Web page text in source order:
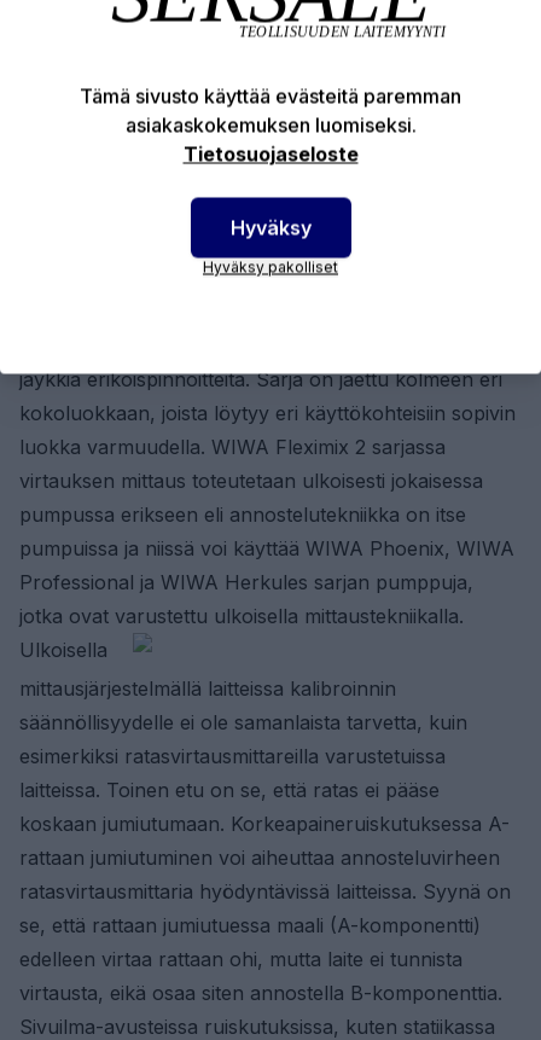
WIWA Fleximix 1 sarjassa (sävyjä 4 tai enemmän)
annostelumittaus toteutetaan yleensä
mitattavassa nesteessä. Näin on myös kaikissa muissa
ratasvirtausmittarityyppisissä annostelulaitteissa.
tuotannollisiin (kiinteät asennukset) sekä
projektiluonteisiin käyttökohteisiin (liikuteltavat
laitekokonaisuudet), joissa halutaan ruiskuttaa yhdestä
jäykkiä erikoispinnoitteita. Sarja on jaettu kolmeen eri
kokoluokkaan, joista löytyy eri käyttökohteisiin sopivin
luokka varmuudella. WIWA Fleximix 2 sarjassa
virtauksen mittaus toteutetaan ulkoisesti jokaisessa
pumpussa erikseen eli annostelutekniikka on itse
pumpuissa ja niissä voi käyttää WIWA Phoenix, WIWA
Professional ja WIWA Herkules sarjan pumppuja,
jotka ovat varustettu ulkoisella mittaustekniikalla.
Ulkoisella
mittausjärjestelmällä laitteissa kalibroinnin
säännöllisyydelle ei ole samanlaista tarvetta, kuin
esimerkiksi ratasvirtausmittareilla varustetuissa
laitteissa. Toinen etu on se, että ratas ei pääse
koskaan jumiutumaan. Korkeapaineruiskutuksessa A-
rattaan jumiutuminen voi aiheuttaa annosteluvirheen
ratasvirtausmittaria hyödyntävissä laitteissa. Syynä on
se, että rattaan jumiutuessa maali (A-komponentti)
edelleen virtaa rattaan ohi, mutta laite ei tunnista
virtausta, eikä osaa siten annostella B-komponenttia.
Sivuilma-avusteissa ruiskutuksissa, kuten statiikassa
Tämä sivusto käyttää evästeitä paremman
asiakaskokemuksen luomiseksi.
Tietosuojaseloste
Hyväksy
Hyväksy pakolliset